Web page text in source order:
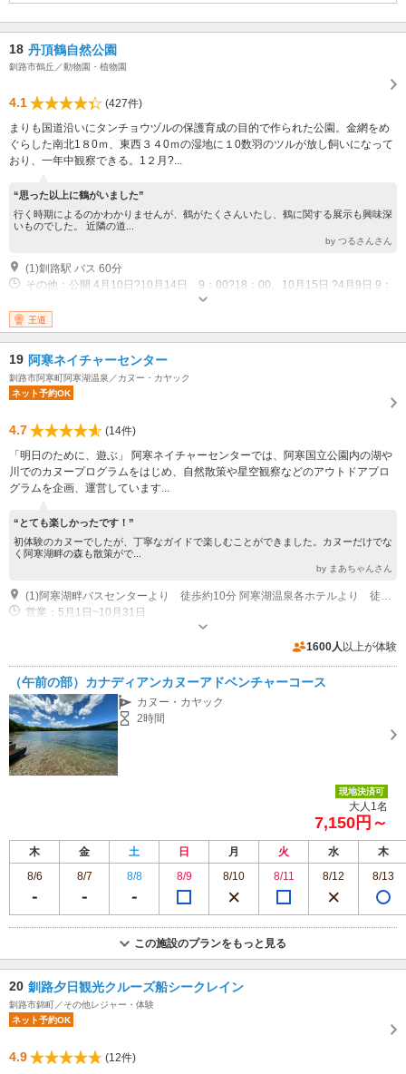
18 丹頂鶴自然公園
釧路市鶴丘／動物園・植物園
4.1
(427件)
まりも国道沿いにタンチョウヅルの保護育成の目的で作られた公園。金網をめ
ぐらした南北1８0ｍ、東西３４0ｍの湿地に１0数羽のツルが放し飼いになって
おり、一年中観察できる。1２月?...
“思った以上に鶴がいました”
行く時期によるのかわかりませんが、鶴がたくさんいたし、鶴に関する展示も興味深
いものでした。 近隣の道...
by つるさんさん
(1)釧路駅 バス 60分
その他：公開 4月10日?10月14日 9：00?18：00、10月15日 ?4月9日 9：
00?16：00 休業 1２月３1日?1月３日休
王道
19 阿寒ネイチャーセンター
釧路市阿寒町阿寒湖温泉／カヌー・カヤック
ネット予約OK
4.7
(14件)
「明日のために、遊ぶ」 阿寒ネイチャーセンターでは、阿寒国立公園内の湖や
川でのカヌープログラムをはじめ、自然散策や星空観察などのアウトドアプロ
グラムを企画、運営しています...
“とても楽しかったです！”
初体験のカヌーでしたが、丁寧なガイドで楽しむことができました。カヌーだけでな
く阿寒湖畔の森も散策がで...
by まあちゃんさん
(1)阿寒湖畔バスセンターより 徒歩約10分 阿寒湖温泉各ホテルより 徒歩1分～15分 【最寄の空港からの距離】 ・釧路空港より ～約58㎞ ・女満別空港より ～約64㎞ ・中標津空港より ～約91㎞ ・帯広空港より ～約152㎞（高速道路使用）
営業：5月1日~10月31日
近隣駐車場あり（無料）2台 プログラム参加の方のみ駐車可能
1600人 以上が体験
（午前の部）カナディアンカヌーアドベンチャーコース
カヌー・カヤック
2時間
現地決済可
大人1名
7,150円～
木 金 土 日 月 火 水
木
8/6
8/7 8/8 8/9 8/10 8/11 8/12 8/13
この施設のプランをもっと見る
20 釧路夕日観光クルーズ船シークレイン
釧路市錦町／その他レジャー・体験
ネット予約OK
4.9
(12件)